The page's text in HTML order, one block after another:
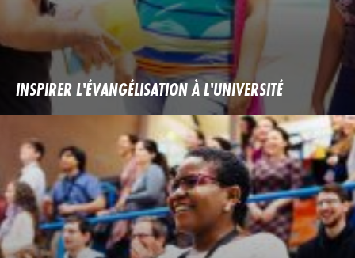
INSPIRER L'ÉVANGÉLISATION À L'UNIVERSITÉ